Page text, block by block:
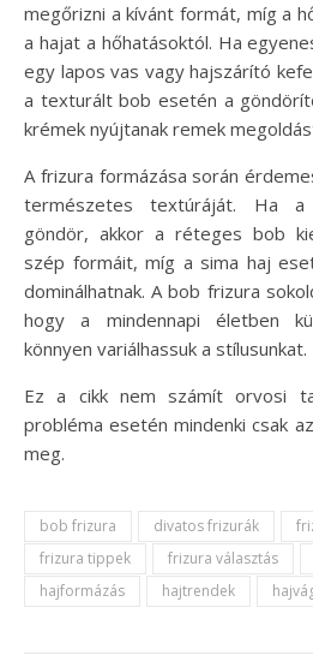
megőrizni a kívánt formát, míg a
a hajat a hőhatásoktól. Ha
egy lapos vas vagy hajszárító
a texturált bob esetén a
krémek nyújtanak remek
A frizura formázása során
természetes textúráját. Ha a
göndör, akkor a réteges bob
szép formáit, míg a sima haj
dominálhatnak. A bob frizura
hogy a mindennapi életben
könnyen variálhassuk a stílusunkat.
Ez a cikk nem számít orvosi
probléma esetén mindenki csak
meg.
bob frizura divatos frizurák
frizura tippek
frizura választás
hajformázás
hajtrendek